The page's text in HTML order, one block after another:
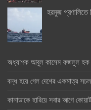
হরমুজ প্রণালিতে
অধ্যাপক আবুল কাসেম ফজলুল হক
বন্ধ হয়ে গেল দেশের একমাত্র সচল
কানাডাকে হারিয়ে সবার আগে